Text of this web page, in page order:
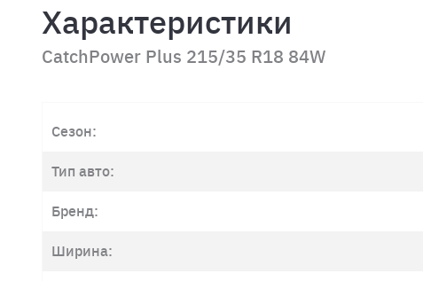
Характеристики
CatchPower Plus 215/35 R18 84W
Сезон:
Тип авто:
Бренд:
Ширина: